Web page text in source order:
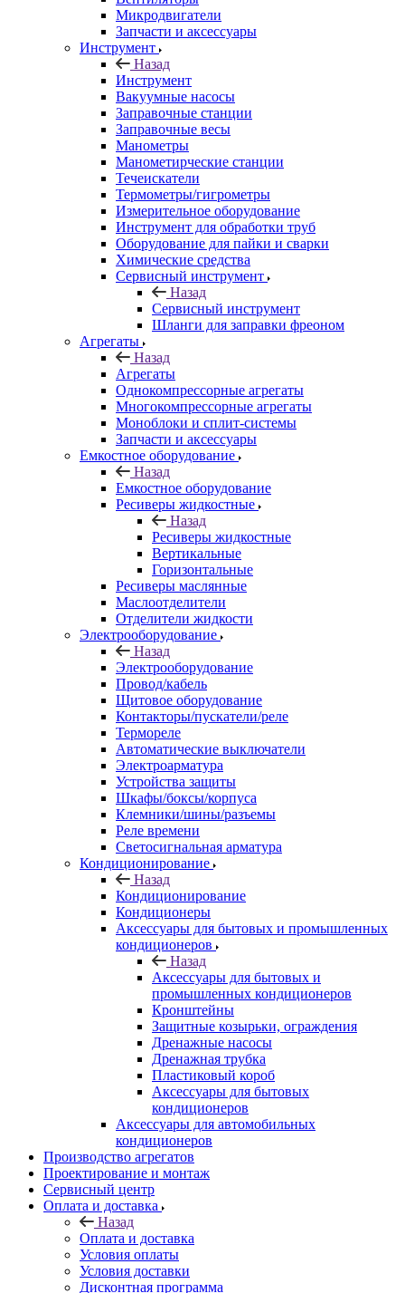
Микродвигатели
Запчасти и аксессуары
Инструмент
Назад
Инструмент
Вакуумные насосы
Заправочные станции
Заправочные весы
Манометры
Манометирческие станции
Течеискатели
Термометры/гигрометры
Измерительное оборудование
Инструмент для обработки труб
Оборудование для пайки и сварки
Химические средства
Сервисный инструмент
Назад
Сервисный инструмент
Шланги для заправки фреоном
Агрегаты
Назад
Агрегаты
Однокомпрессорные агрегаты
Многокомпрессорные агрегаты
Моноблоки и сплит-системы
Запчасти и аксессуары
Емкостное оборудование
Назад
Емкостное оборудование
Ресиверы жидкостные
Назад
Ресиверы жидкостные
Вертикальные
Горизонтальные
Ресиверы маслянные
Маслоотделители
Отделители жидкости
Электрооборудование
Назад
Электрооборудование
Провод/кабель
Щитовое оборудование
Контакторы/пускатели/реле
Термореле
Автоматические выключатели
Электроарматура
Устройства защиты
Шкафы/боксы/корпуса
Клемники/шины/разъемы
Реле времени
Светосигнальная арматура
Кондиционирование
Назад
Кондиционирование
Кондиционеры
Аксессуары для бытовых и промышленных
кондиционеров
Назад
Аксессуары для бытовых и
промышленных кондиционеров
Кронштейны
Защитные козырьки, ограждения
Дренажные насосы
Дренажная трубка
Пластиковый короб
Аксессуары для бытовых
кондиционеров
Аксессуары для автомобильных
кондиционеров
Производство агрегатов
Проектирование и монтаж
Сервисный центр
Оплата и доставка
Назад
Оплата и доставка
Условия оплаты
Условия доставки
Дисконтная программа